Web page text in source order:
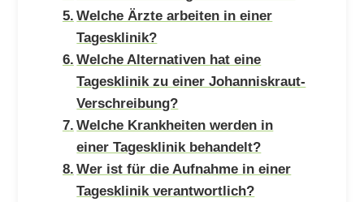
Welche Ärzte arbeiten in einer
Tagesklinik?
Welche Alternativen hat eine
Tagesklinik zu einer Johanniskraut-
Verschreibung?
Welche Krankheiten werden in
einer Tagesklinik behandelt?
Wer ist für die Aufnahme in einer
Tagesklinik verantwortlich?